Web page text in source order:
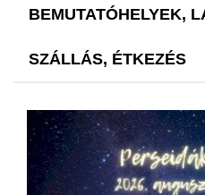
BEMUTATÓHELYEK,
SZÁLLÁS, ÉTKEZÉS